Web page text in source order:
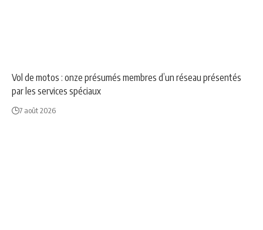
Vol de motos : onze présumés membres d’un réseau présentés
par les services spéciaux
7 août 2026